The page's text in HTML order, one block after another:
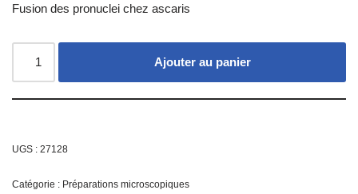
Fusion des pronuclei chez ascaris
Ajouter au panier
UGS : 27128
Catégorie : Préparations microscopiques